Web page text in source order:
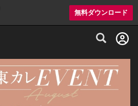
無料ダウンロード
グルメ情報・プレミアムレストラン予約